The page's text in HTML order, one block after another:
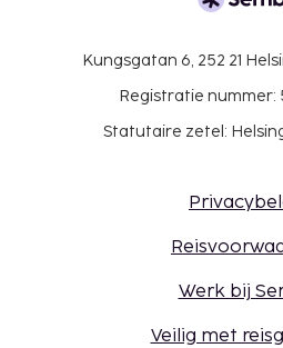
Kungsgatan 6, 252 21
Registratie nummer:
Statutaire zetel:
Werk bij
Veilig met